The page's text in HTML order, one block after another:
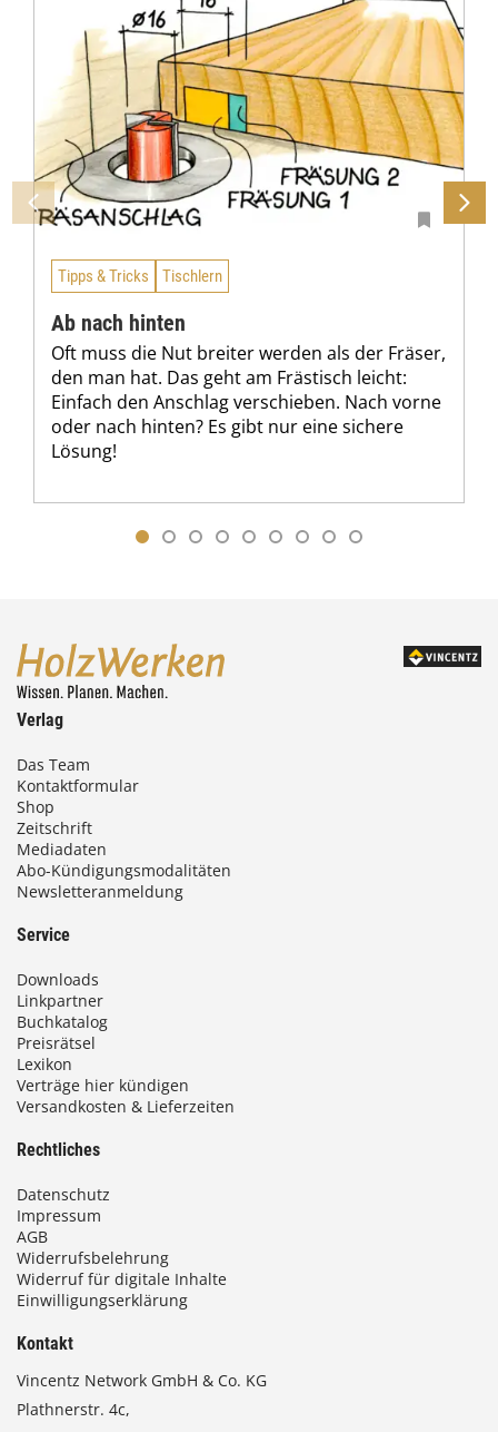
Tipps & Tricks Tischlern
Ab nach hinten
Oft muss die Nut breiter werden als der Fräser,
den man hat. Das geht am Frästisch leicht:
Einfach den Anschlag verschieben. Nach vorne
oder nach hinten? Es gibt nur eine sichere
Lösung!
Verlag
Das Team
Kontaktformular
Shop
Zeitschrift
Mediadaten
Abo-Kündigungsmodalitäten
Newsletteranmeldung
Service
Downloads
Linkpartner
Buchkatalog
Preisrätsel
Lexikon
Verträge hier kündigen
Versandkosten & Lieferzeiten
Rechtliches
Datenschutz
Impressum
AGB
Widerrufsbelehrung
Widerruf für digitale Inhalte
Einwilligungserklärung
Kontakt
Vincentz Network GmbH & Co. KG
Plathnerstr. 4c,